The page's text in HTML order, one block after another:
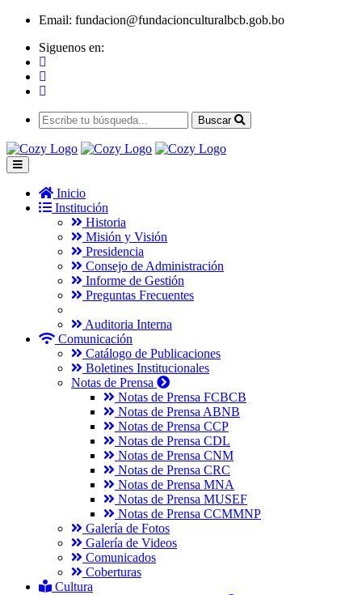
Email: fundacion@fundacionculturalbcb.gob.bo
Siguenos en:
Buscar
Inicio
Institución
Historia
Misión y Visión
Presidencia
Consejo de Administración
Informe de Gestión
Preguntas Frecuentes
Auditoria Interna
Comunicación
Catálogo de Publicaciones
Boletines Institucionales
Notas de Prensa
Notas de Prensa FCBCB
Notas de Prensa ABNB
Notas de Prensa CCP
Notas de Prensa CDL
Notas de Prensa CNM
Notas de Prensa CRC
Notas de Prensa MNA
Notas de Prensa MUSEF
Notas de Prensa CCMMNP
Galería de Fotos
Galería de Videos
Comunicados
Coberturas
Cultura